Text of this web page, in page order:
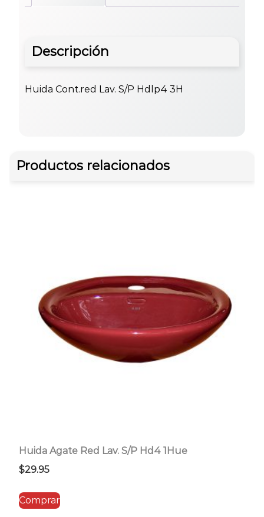
Descripción
Huida Cont.red Lav. S/P Hdlp4 3H
Productos relacionados
Huida Agate Red Lav. S/P Hd4 1Hue
$29.95
Comprar